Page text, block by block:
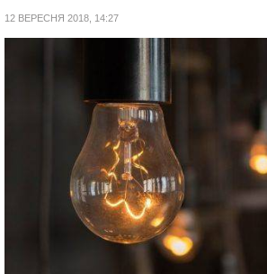
12 ВЕРЕСНЯ 2018, 14:27